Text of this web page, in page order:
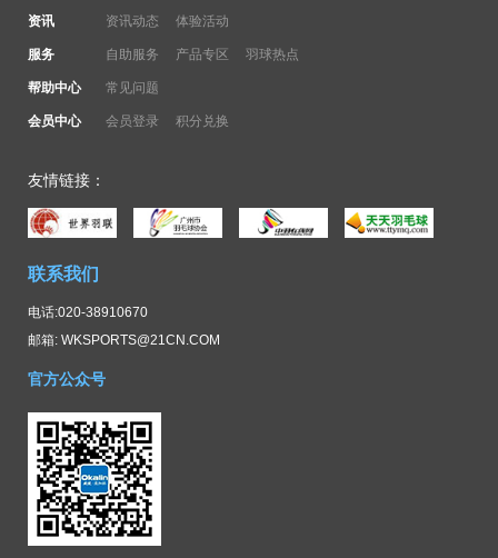
资讯 资讯动态 体验活动
服务 自助服务 产品专区 羽球热点
帮助中心 常见问题
会员中心 会员登录 积分兑换
友情链接：
联系我们
电话:020-38910670
邮箱: WKSPORTS@21CN.COM
官方公众号